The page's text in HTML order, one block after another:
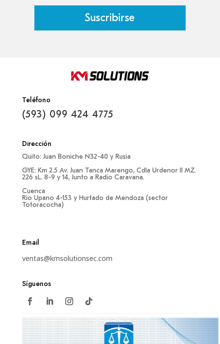
Suscribirse
Teléfono
(593) 099 424 4775‬
Dirección
Quito: Juan Boniche N32-40 y Rusia
GYE: Km 2.5 Av. Juan Tanca Marengo, Cdla Urdenor II MZ.
226 sL. 8-9 y 14, Junto a Radio Caravana.
Cuenca
Rio Upano 4-153 y Hurtado de Mendoza (sector
Totoracocha)
Email
ventas@kmsolutionsec.com
Síguenos